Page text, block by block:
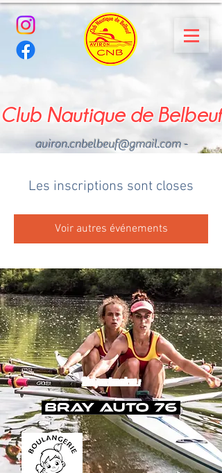
Club Nautique de Belbeuf
aviron.cnbelbeuf@gmail.com-
Les inscriptions sont closes
Voir autres événements
Nos partenaires :